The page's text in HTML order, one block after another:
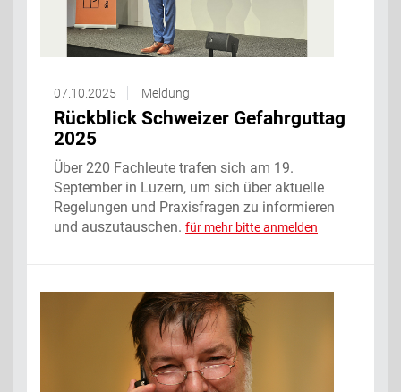
07.10.2025 Meldung
Rückblick Schweizer Gefahrguttag
2025
Über 220 Fachleute trafen sich am 19.
September in Luzern, um sich über aktuelle
Regelungen und Praxisfragen zu informieren
und auszutauschen. für mehr bitte anmelden